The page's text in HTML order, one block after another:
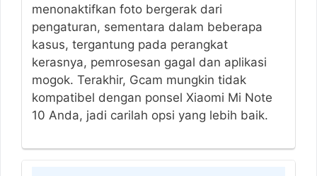
menonaktifkan foto bergerak dari
pengaturan, sementara dalam beberapa
kasus, tergantung pada perangkat
kerasnya, pemrosesan gagal dan aplikasi
mogok. Terakhir, Gcam mungkin tidak
kompatibel dengan ponsel Xiaomi Mi Note
10 Anda, jadi carilah opsi yang lebih baik.